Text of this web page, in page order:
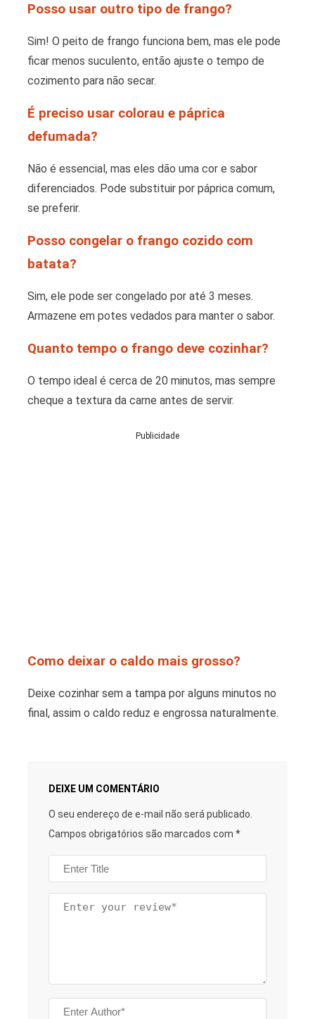
Posso usar outro tipo de frango?
Sim! O peito de frango funciona bem, mas ele pode
ficar menos suculento, então ajuste o tempo de
cozimento para não secar.
É preciso usar colorau e páprica
defumada?
Não é essencial, mas eles dão uma cor e sabor
diferenciados. Pode substituir por páprica comum,
se preferir.
Posso congelar o frango cozido com
batata?
Sim, ele pode ser congelado por até 3 meses.
Armazene em potes vedados para manter o sabor.
Quanto tempo o frango deve cozinhar?
O tempo ideal é cerca de 20 minutos, mas sempre
cheque a textura da carne antes de servir.
Publicidade
Como deixar o caldo mais grosso?
Deixe cozinhar sem a tampa por alguns minutos no
final, assim o caldo reduz e engrossa naturalmente.
DEIXE UM COMENTÁRIO
O seu endereço de e-mail não será publicado.
Campos obrigatórios são marcados com *